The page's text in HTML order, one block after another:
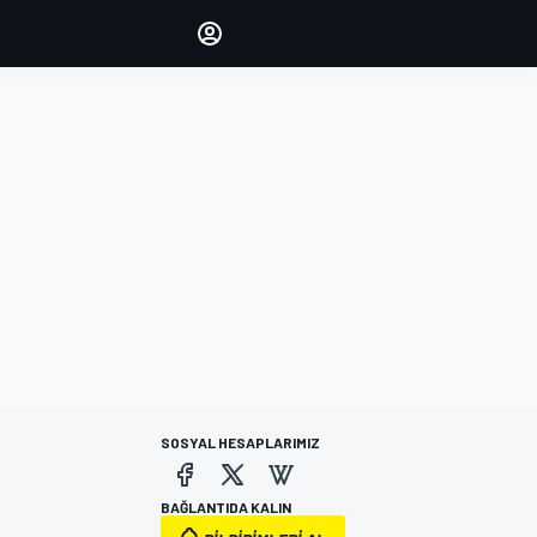
SOSYAL HESAPLARIMIZ
BAĞLANTIDA KALIN